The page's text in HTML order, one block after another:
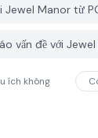
Manor từ
vấn đề với Jewel
ích không